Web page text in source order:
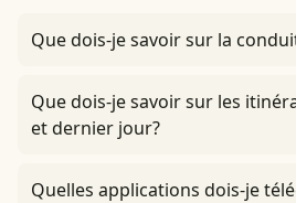
Que dois-je savoir sur la
Que dois-je savoir sur les
et dernier jour?
Quelles applications dois-je